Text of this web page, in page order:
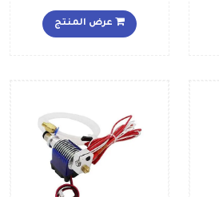
عرض المنتج